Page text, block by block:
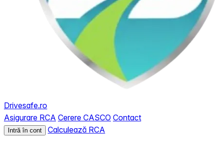
Drivesafe.ro
Asigurare RCA Cerere CASCO Contact
Intră în cont Calculează RCA